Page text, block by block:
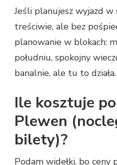
Jeśli planujesz wyjazd w
treściwie, ale bez
planowanie w blokach:
południu, spokojny
banalnie, ale tu to działa.
Ile kosztuje
Plewen
bilety)?
Podam widełki, bo ceny